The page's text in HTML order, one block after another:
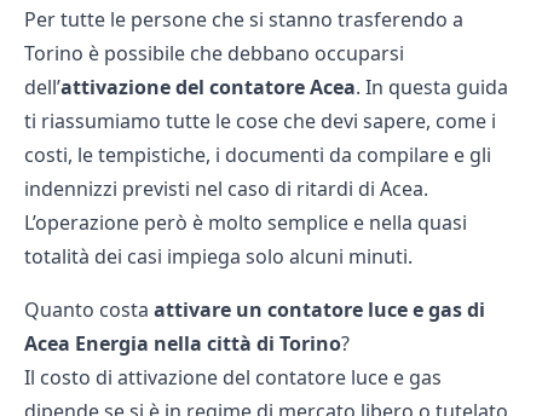
Per tutte le persone che si stanno trasferendo a
Torino è possibile che debbano occuparsi
dell’attivazione del contatore Acea. In questa guida
ti riassumiamo tutte le cose che devi sapere, come i
costi, le tempistiche, i documenti da compilare e gli
indennizzi previsti nel caso di ritardi di Acea.
L’operazione però è molto semplice e nella quasi
totalità dei casi impiega solo alcuni minuti.
Quanto costa attivare un contatore luce e gas di
Acea Energia nella città di Torino?
Il costo di attivazione del contatore luce e gas